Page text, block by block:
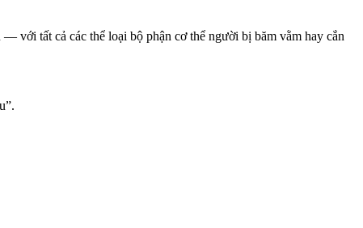
với tất cả các thể loại bộ phận cơ thể người bị băm vằm hay cắn